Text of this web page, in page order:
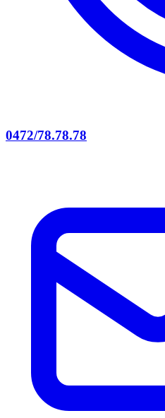
0472/78.78.78